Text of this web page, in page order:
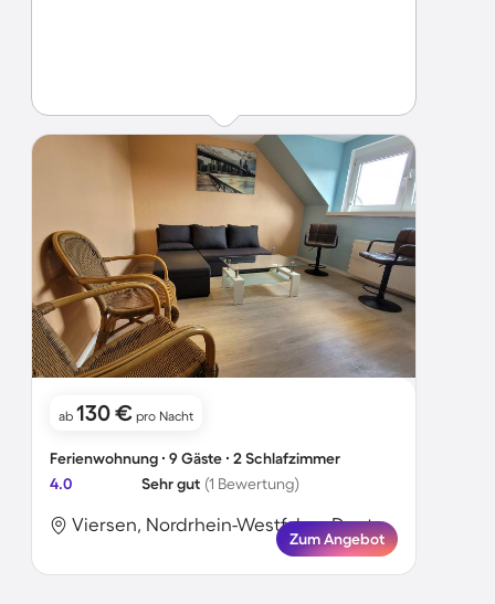
ab 130 € pro Nacht
Ferienwohnung ∙ 9 Gäste ∙ 2 Schlafzimmer
4.0
Sehr gut (1 Bewertung)
Viersen, Nordrhein-Westfalen, Deutschland
Zum Angebot